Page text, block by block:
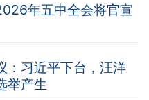
年五中全会将官宣
：习近平下台，汪洋
举产生